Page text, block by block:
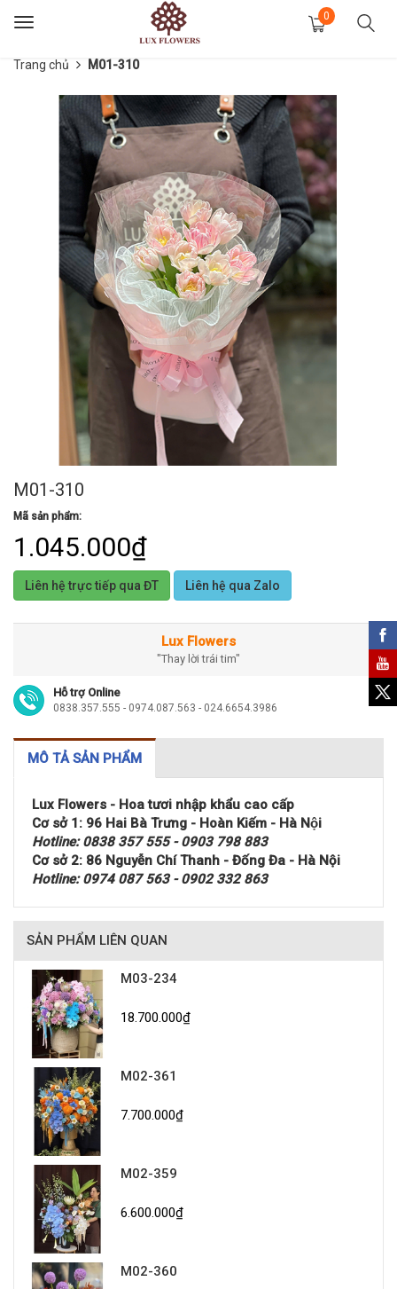
Toggle
0
Trang chủ M01-310
M01-310
Mã sản phẩm:
1.045.000₫
Liên hệ trực tiếp qua ĐT Liên hệ qua Zalo
Lux Flowers
"Thay lời trái tim"
Hỗ trợ Online
0838.357.555 - 0974.087.563 - 024.6654.3986
MÔ TẢ SẢN PHẨM
Lux Flowers - Hoa tươi nhập khẩu cao cấp
Cơ sở 1: 96 Hai Bà Trưng - Hoàn Kiếm - Hà Nội
Hotline: 0838 357 555 - 0903 798 883
Cơ sở 2: 86 Nguyễn Chí Thanh - Đống Đa - Hà Nội
Hotline: 0974 087 563 - 0902 332 863
SẢN PHẨM LIÊN QUAN
M03-234
18.700.000₫
M02-361
7.700.000₫
M02-359
6.600.000₫
M02-360